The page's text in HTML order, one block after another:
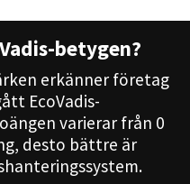
betygen?
erkänner företag
EcoVadis-
varierar från 0
desto bättre är